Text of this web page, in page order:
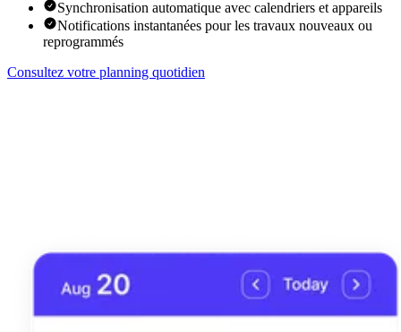
Synchronisation automatique avec calendriers et appareils
Notifications instantanées pour les travaux nouveaux ou
reprogrammés
Consultez votre planning quotidien